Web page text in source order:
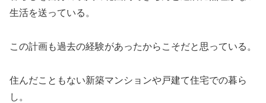
生活を送っている。
この計画も過去の経験があったからこそだと思っている。
住んだこともない新築マンションや戸建て住宅での暮ら
し。